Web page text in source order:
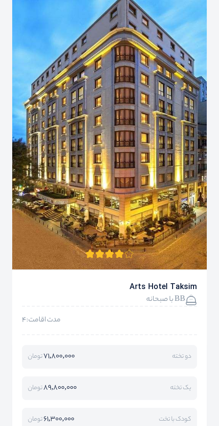
Arts Hotel Taksim
BB با صبحانه
مدت اقامت:4
دو تخته 71,800,000تومان
یک تخته 89,800,000تومان
کودک با تخت 61,300,000تومان